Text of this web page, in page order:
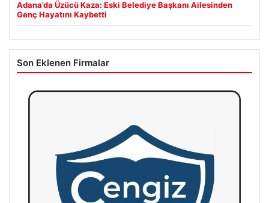
Adana’da Üzücü Kaza: Eski Belediye Başkanı Ailesinden
Genç Hayatını Kaybetti
Son Eklenen Firmalar